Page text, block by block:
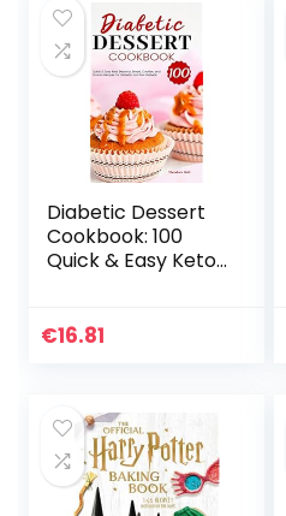
Diabetic Dessert
Cookbook: 100
Quick & Easy Keto
Snacks Recipes for
€16.81